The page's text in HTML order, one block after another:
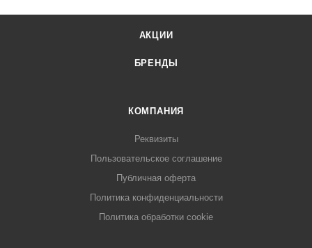
АКЦИИ
БРЕНДЫ
КОМПАНИЯ
Реквизиты
Пользовательское соглашение
Публичная оферта
Политика конфиденциальности
Политика обработки cookie